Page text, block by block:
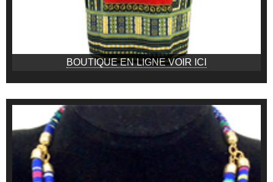
BOUTIQUE EN LIGNE VOIR ICI